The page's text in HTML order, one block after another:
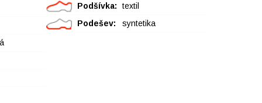
Podšívka:
textil
Podešev:
syntetika